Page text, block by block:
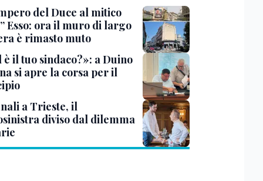
del Duce al mitico
Esso: ora il muro di largo
è rimasto muto
è il tuo sindaco?»: a Duino
si apre la corsa per il
a Trieste, il
diviso dal dilemma